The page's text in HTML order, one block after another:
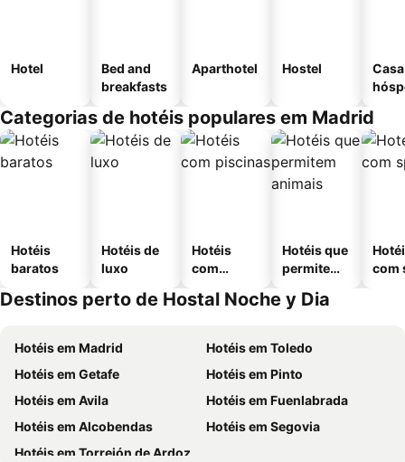
Hotel
Bed and
breakfasts
Aparthotel Hostel
Categorias de hotéis populares em Madrid
Hotéis
baratos
Hotéis de
luxo
Hotéis
com
Hotéis que
permitem
com
Destinos perto de Hostal Noche y Dia
Hotéis em Madrid
Hotéis em Toledo
Hotéis em Getafe
Hotéis em Pinto
Hotéis em Avila
Hotéis em Fuenlabrada
Hotéis em Alcobendas
Hotéis em Segovia
Hotéis em Torrejón de Ardoz